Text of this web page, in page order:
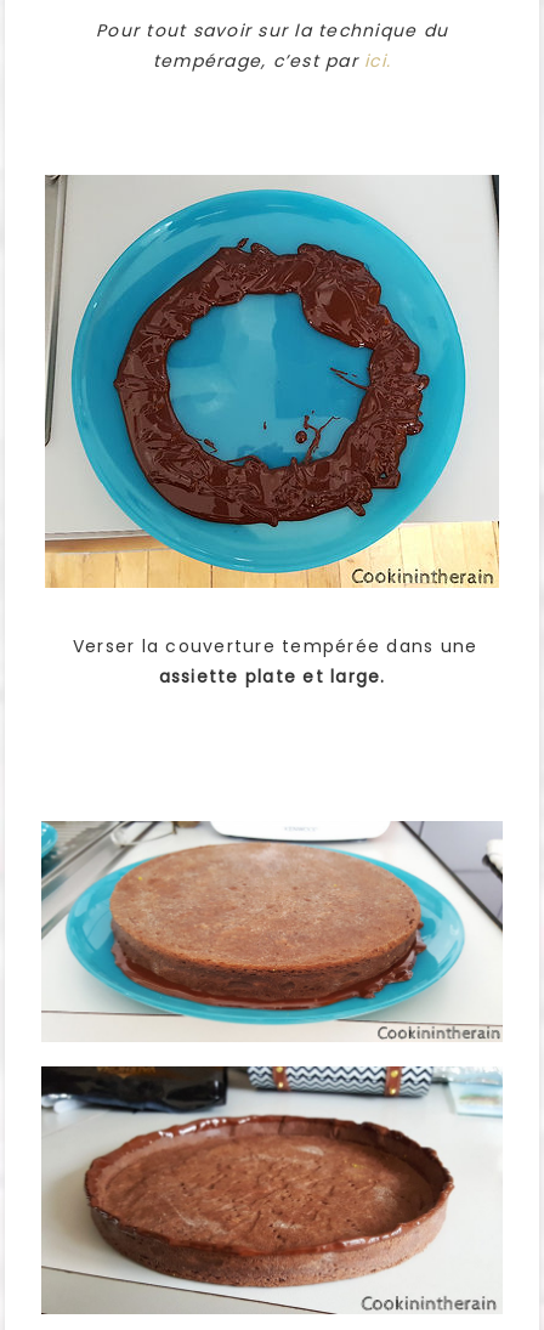
Pour tout savoir sur la technique du
tempérage, c’est par ici.
Verser la couverture tempérée dans une
assiette plate et large.